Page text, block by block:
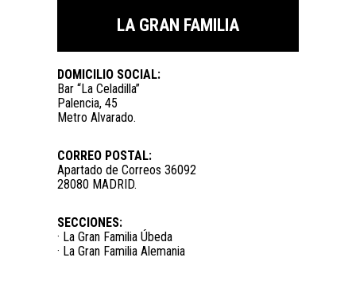
LA GRAN FAMILIA
DOMICILIO SOCIAL:
Bar “La Celadilla”
Palencia, 45
Metro Alvarado.
CORREO POSTAL:
Apartado de Correos 36092
28080 MADRID.
SECCIONES:
· La Gran Familia Úbeda
· La Gran Familia Alemania